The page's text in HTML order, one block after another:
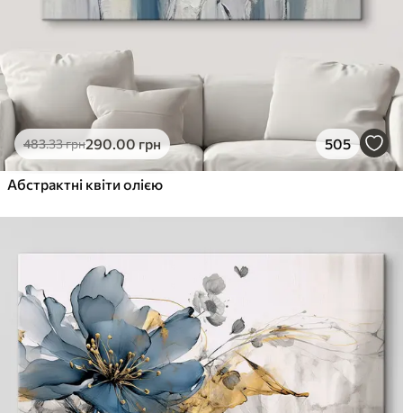
483.33грн290.00грн 505
Абстрактні квіти олією